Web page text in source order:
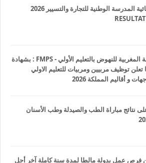
نتائج النهائية المدرسة الوطنية للتجارة والتسيير 2026
المؤسسة المغربية للنهوض بالتعليم الأولي - FMPS : بشهادة
تعلن توظيف مربيين ومربيات للتعليم الاولي
و أقاليم المملكة 2026
نتائج مباراة الطب والصيدلة وطب الأسنان
فرص عمل بدولة مالطا لمدة سنة كاملة آخر أجل